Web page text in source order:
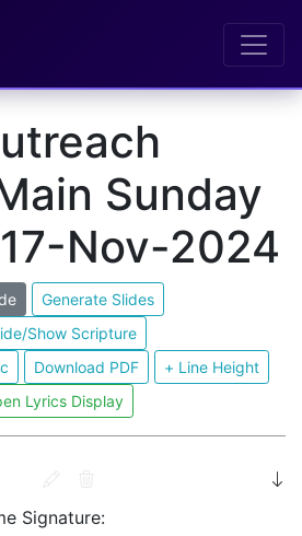
Sunday
Nov-2024
Generate Slides
Show Scripture
Download PDF
+ Line Height
Lyrics Display
Signature: